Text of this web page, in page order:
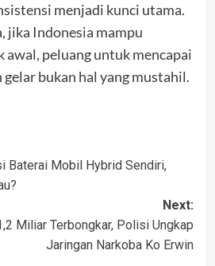
menjadi kunci utama.
jika Indonesia mampu
awal, peluang untuk mencapai
bukan hal yang mustahil.
Baterai Mobil Hybrid Sendiri,
Next:
Miliar Terbongkar, Polisi Ungkap
Jaringan Narkoba Ko Erwin